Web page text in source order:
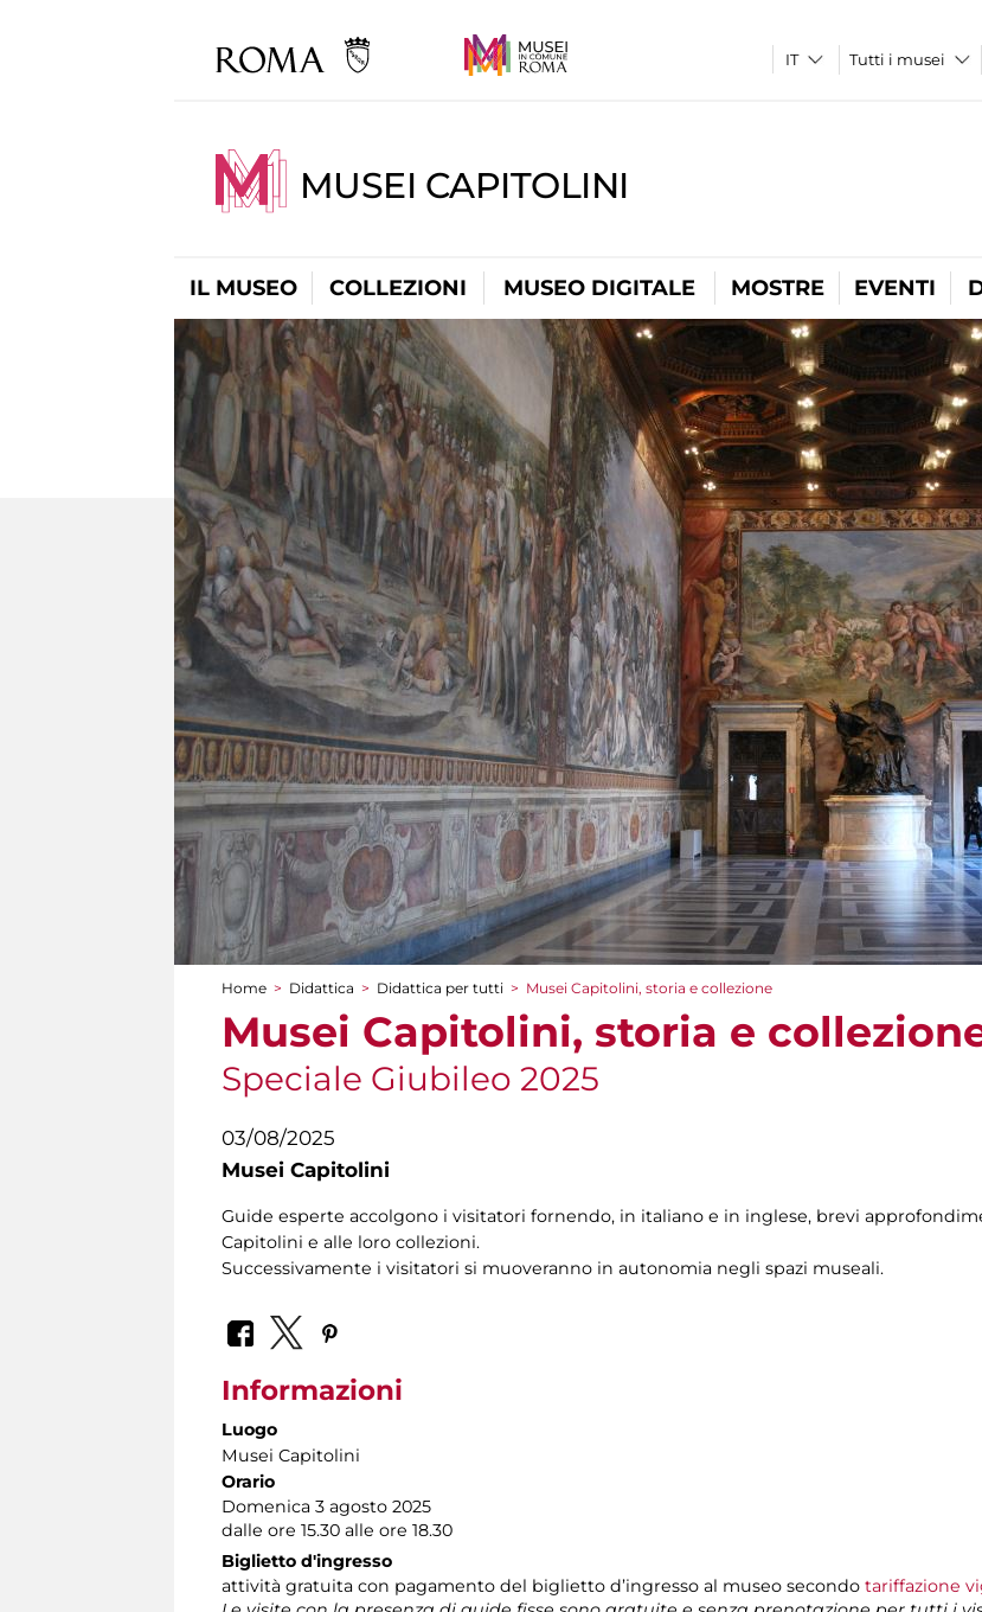
Tutti i musei
MUSEI CAPITOLINI
IL MUSEO COLLEZIONI MUSEO DIGITALE MOSTRE EVENTI
Tu sei qui
Home > Didattica > Didattica per tutti > Musei Capitolini, storia e collezione
Musei Capitolini, storia e
Speciale Giubileo 2025
03/08/2025
Musei Capitolini
Guide esperte accolgono i visitatori fornendo, in italiano e in inglese, brevi
Capitolini e alle loro collezioni.
Successivamente i visitatori si muoveranno in autonomia negli spazi museali.
Informazioni
Luogo
Musei Capitolini
Orario
Domenica 3 agosto 2025
dalle ore 15.30 alle ore 18.30
Biglietto d'ingresso
attività gratuita con pagamento del biglietto d’ingresso al museo secondo tariffazione